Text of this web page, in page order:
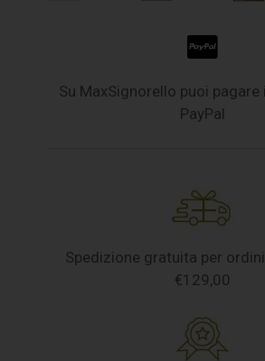
Su MaxSignorello puoi pagare
PayPal
Spedizione gratuita per
€129,00